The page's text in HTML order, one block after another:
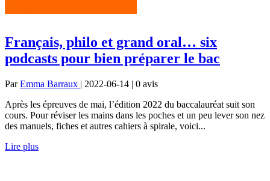
Français, philo et grand oral… six
podcasts pour bien préparer le bac
ParEmma Barraux | 2022-06-14 | 0 avis
Après les épreuves de mai, l’édition 2022 du baccalauréat suit son
cours. Pour réviser les mains dans les poches et un peu lever son nez
des manuels, fiches et autres cahiers à spirale, voici...
Lire plus